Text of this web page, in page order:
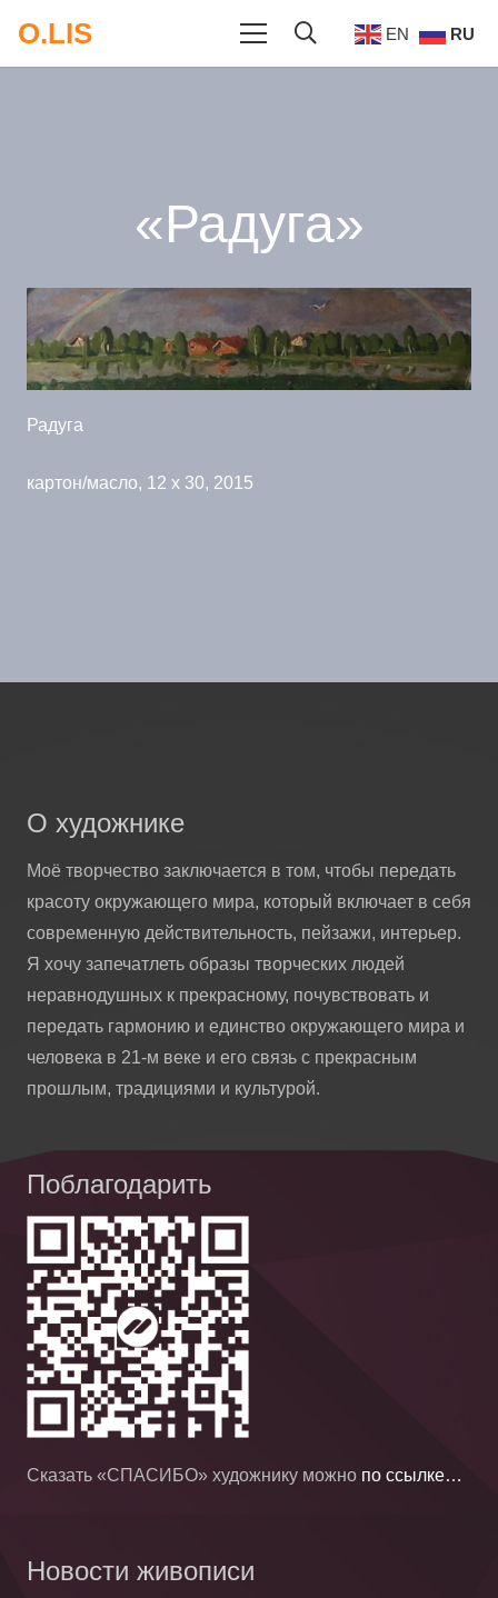
O.LIS EN RU
«Радуга»
Радуга
картон/масло, 12 x 30, 2015
О художнике
Моё творчество заключается в том, чтобы передать
красоту окружающего мира, который включает в себя
современную действительность, пейзажи, интерьер.
Я хочу запечатлеть образы творческих людей
неравнодушных к прекрасному, почувствовать и
передать гармонию и единство окружающего мира и
человека в 21-м веке и его связь с прекрасным
прошлым, традициями и культурой.
Поблагодарить
Сказать «СПАСИБО» художнику можно по ссылке…
Новости живописи